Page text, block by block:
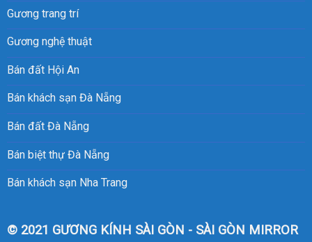
Gương trang trí
Gương nghệ thuật
Bán đất Hội An
Bán khách sạn Đà Nẵng
Bán đất Đà Nẵng
Bán biệt thự Đà Nẵng
Bán khách sạn Nha Trang
© 2021 GƯƠNG KÍNH SÀI GÒN - SÀI GÒN MIRROR